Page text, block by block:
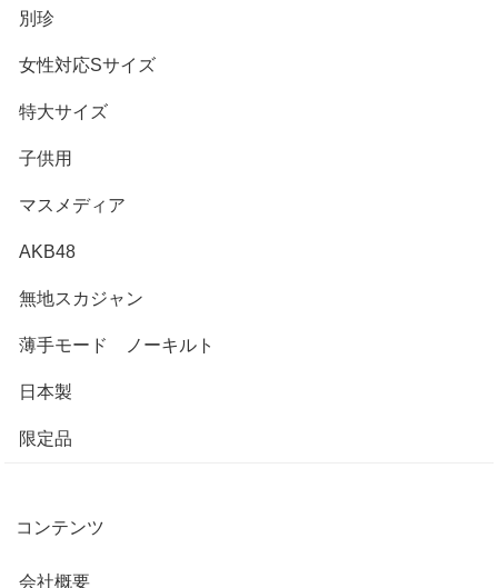
別珍
女性対応Sサイズ
特大サイズ
子供用
マスメディア
AKB48
無地スカジャン
薄手モード ノーキルト
日本製
限定品
コンテンツ
会社概要